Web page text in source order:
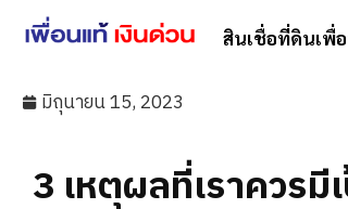
สินเชื่อที่ดินเพื่
มิถุนายน 15, 2023
3 เหตุผลที่เราควรมี